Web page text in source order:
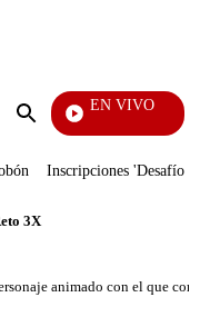
Enviar
EN VIVO
Inscripciones 'Desafío'
3X
animado con el que